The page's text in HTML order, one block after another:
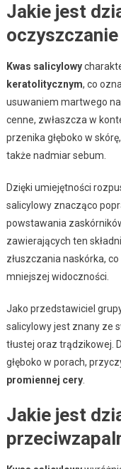
Jakie jest
Kwas salicylowy
keratolitycznym, co
usuwaniem martwego
cenne, zwłaszcza w
przenika głęboko w
także nadmiar sebum.
Dzięki umiejętności
salicylowy znacząco
powstawania
zawierających ten
złuszczania naskórka,
mniejszej widoczności.
Jako przedstawiciel
salicylowy jest znany ze
tłustej oraz trądzikowej.
głęboko w porach,
promiennej cery.
Jakie jest